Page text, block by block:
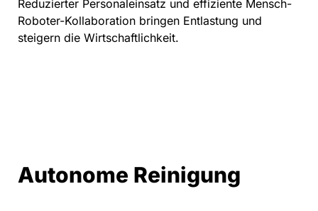
Reduzierter Personaleinsatz und effiziente Mensch-
Roboter-Kollaboration bringen Entlastung und
steigern die Wirtschaftlichkeit.
Autonome Reinigung